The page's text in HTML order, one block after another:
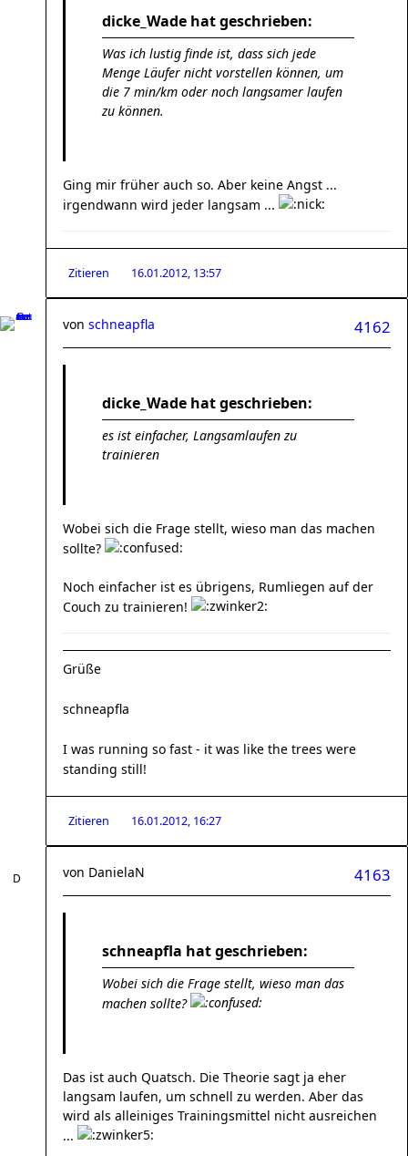
dicke_Wade hat geschrieben:
Was ich lustig finde ist, dass sich jede
Menge Läufer nicht vorstellen können, um
die 7 min/km oder noch langsamer laufen
zu können.
Ging mir früher auch so. Aber keine Angst ...
irgendwann wird jeder langsam ...
Zitieren 16.01.2012, 13:57
4162
von schneapfla
dicke_Wade hat geschrieben:
es ist einfacher, Langsamlaufen zu
trainieren
Wobei sich die Frage stellt, wieso man das machen
sollte?
Noch einfacher ist es übrigens, Rumliegen auf der
Couch zu trainieren!
Grüße
schneapfla
I was running so fast - it was like the trees were
standing still!
Zitieren 16.01.2012, 16:27
4163
von DanielaN
schneapfla hat geschrieben:
Wobei sich die Frage stellt, wieso man das
machen sollte?
Das ist auch Quatsch. Die Theorie sagt ja eher
langsam laufen, um schnell zu werden. Aber das
wird als alleiniges Trainingsmittel nicht ausreichen
...